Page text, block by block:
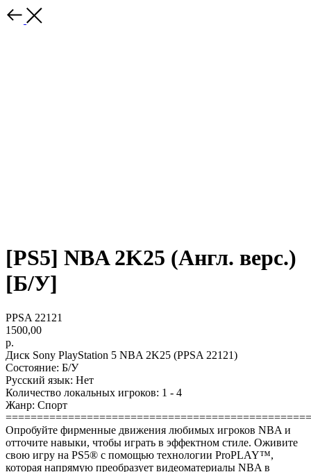
[PS5] NBA 2K25 (Англ. верс.)
[Б/У]
PPSA 22121
1500,00
р.
Диск Sony PlayStation 5 NBA 2K25 (PPSA 22121)
Состояние: Б/У
Русский язык: Нет
Количество локальных игроков: 1 - 4
Жанр: Спорт
Опробуйте фирменные движения любимых игроков NBA и
отточите навыки, чтобы играть в эффектном стиле. Оживите
свою игру на PS5® с помощью технологии ProPLAY™,
которая напрямую преобразует видеоматериалы NBA в